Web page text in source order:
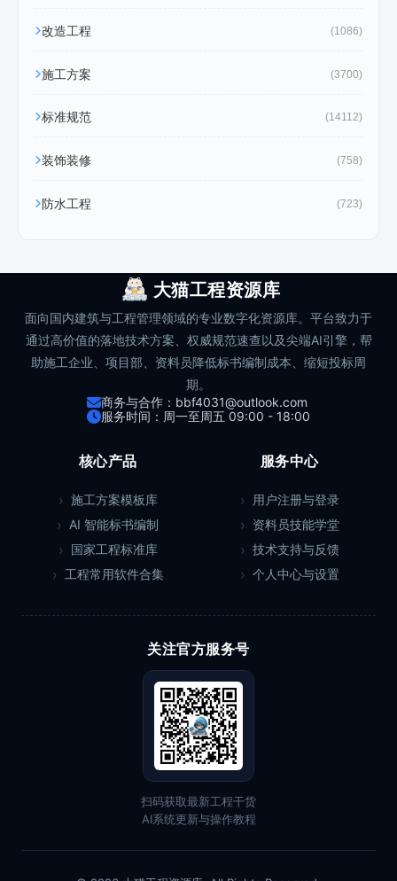
改造工程 (1086)
施工方案 (3700)
标准规范 (14112)
装饰装修 (758)
防水工程 (723)
大猫工程资源库
面向国内建筑与工程管理领域的专业数字化资源库。平台致力于
通过高价值的落地技术方案、权威规范速查以及尖端AI引擎，帮
助施工企业、项目部、资料员降低标书编制成本、缩短投标周
期。
商务与合作：bbf4031@outlook.com
服务时间：周一至周五 09:00 - 18:00
核心产品
施工方案模板库
AI 智能标书编制
国家工程标准库
工程常用软件合集
服务中心
用户注册与登录
资料员技能学堂
技术支持与反馈
个人中心与设置
关注官方服务号
扫码获取最新工程干货
AI系统更新与操作教程